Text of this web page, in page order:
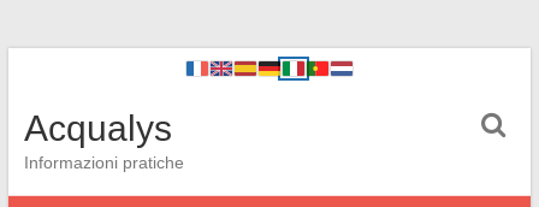
Acqualys
Informazioni pratiche